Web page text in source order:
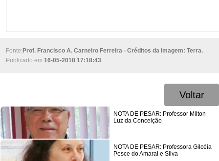
Fonte: Prof. Francisco A. Carneiro Ferreira - Créditos da imagem: Terra.
Publicado em:16-05-2018 17:18:43
Voltar
NOTA DE PESAR: Professor Milton
Luz da Conceição
NOTA DE PESAR: Professora Gilcéia
Pesce do Amaral e Silva